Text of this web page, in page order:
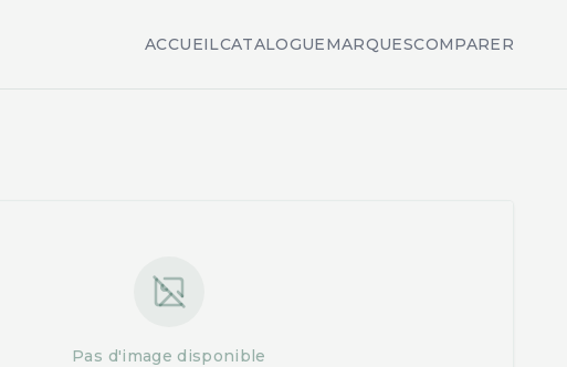
ACCUEILCATALOGUEMARQUESCOMPARER
Pas d'image disponible